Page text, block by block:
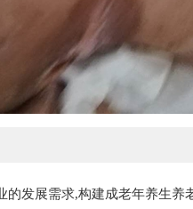
发展需求,构建成老年养生养